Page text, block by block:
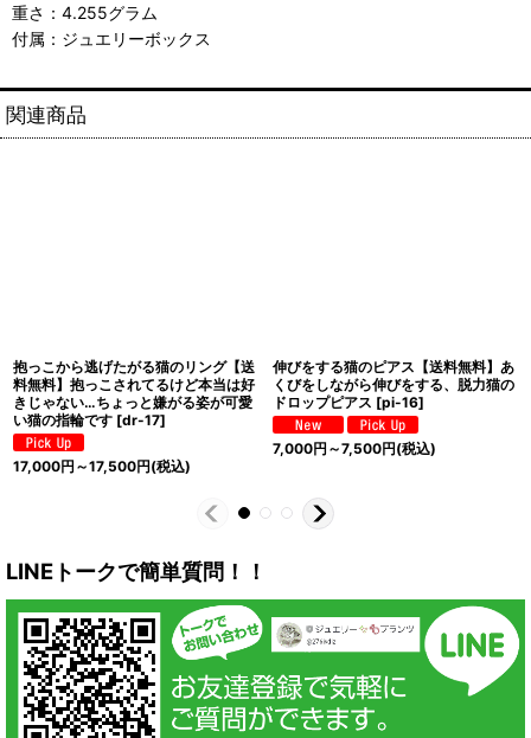
重さ：4.255グラム
付属：ジュエリーボックス
関連商品
抱っこから逃げたがる猫のリング【送
料無料】抱っこされてるけど本当は好
きじゃない…ちょっと嫌がる姿が可愛
い猫の指輪です [dr-17]
17,000円 ～17,500円(税込)
伸びをする猫のピアス【送料無料】あ
くびをしながら伸びをする、脱力猫の
ドロップピアス [pi-16]
7,000円 ～7,500円(税込)
LINEトークで簡単質問！！